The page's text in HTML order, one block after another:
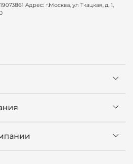
Адрес: г.Москва, ул Ткацкая, д. 1,